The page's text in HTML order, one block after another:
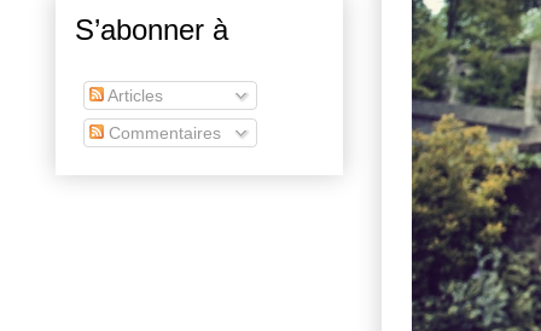
S’abonner à
Articles
Commentaires